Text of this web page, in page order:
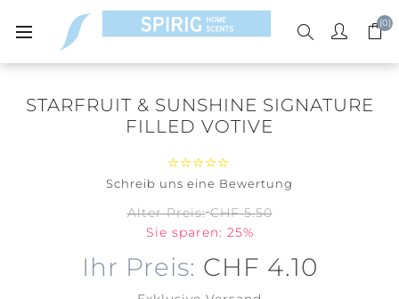
(0)
STARFRUIT & SUNSHINE SIGNATURE
FILLED VOTIVE
Schreib uns eine Bewertung
Alter Preis: CHF 5.50
Sie sparen: 25%
Ihr Preis: CHF 4.10